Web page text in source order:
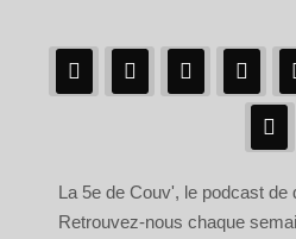
La 5e de Couv', le podcast de
Retrouvez-nous chaque